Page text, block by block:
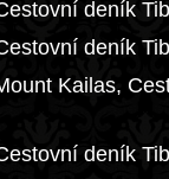
deník
deník
Kailas,
deník